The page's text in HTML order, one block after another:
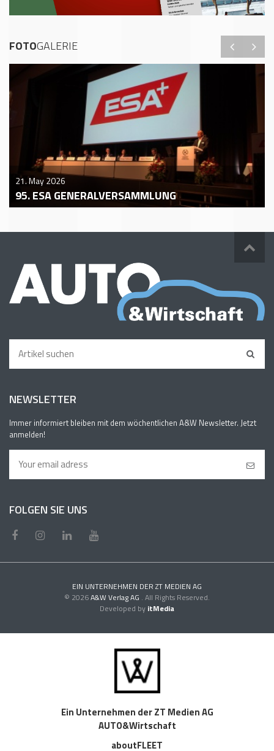
FOTOGALERIE
21. May 2026
95. ESA GENERALVERSAMMLUNG
NEWSLETTER
Immer informiert bleiben mit dem wöchentlichen A&W Newsletter. Jetzt
anmelden!
FOLGEN SIE UNS
EIN UNTERNEHMEN DER ZT MEDIEN AG
© 2026A&W Verlag AG . All Rights Reserved.
Developed by itMedia
Ein Unternehmen der ZT Medien AG
AUTO&Wirtschaft
aboutFLEET